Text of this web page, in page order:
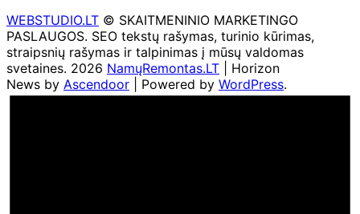
WEBSTUDIO.LT © SKAITMENINIO MARKETINGO
PASLAUGOS. SEO tekstų rašymas, turinio kūrimas,
straipsnių rašymas ir talpinimas į mūsų valdomas
svetaines. 2026 NamųRemontas.LT | Horizon
News by Ascendoor | Powered by WordPress.